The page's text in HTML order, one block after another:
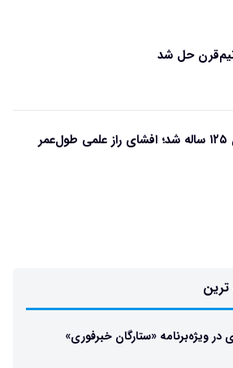
نیم‌قرن حل شد
قدیمی‌ترین لامپ جهان ۱۲۵ ساله شد؛ افشای راز علمی طول‌عمر
ترین
ویژه‌برنامه «ستارگان خبرفوری»